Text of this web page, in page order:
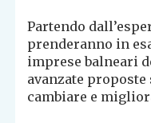
Partendo
prenderanno in
imprese balneari
avanzate proposte
cambiare e